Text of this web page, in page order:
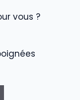
vous ?